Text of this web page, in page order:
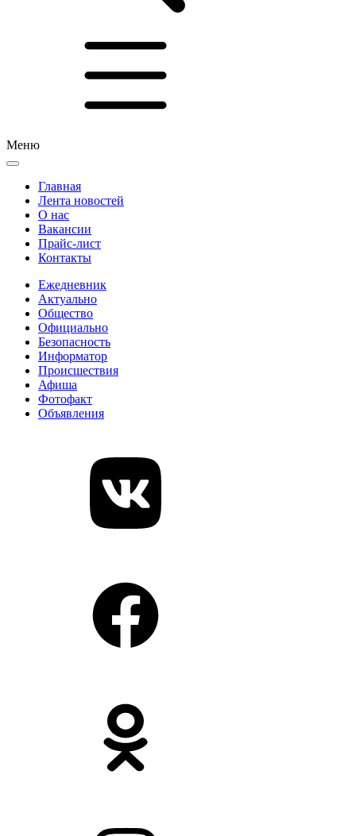
Меню
Главная
Лента новостей
О нас
Вакансии
Прайс-лист
Контакты
Ежедневник
Актуально
Общество
Официально
Безопасность
Информатор
Происшествия
Афиша
Фотофакт
Объявления